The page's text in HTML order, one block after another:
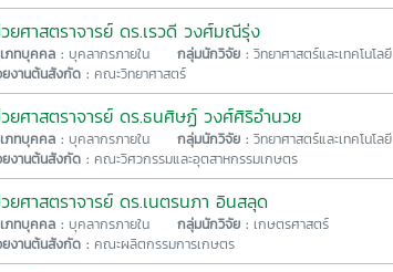
ยศาสตราจารย์ ดร.เรวดี วงศ์มณีรุ่ง
ภทบุคคล : บุคลากรภายใน กลุ่มนักวิจัย : วิทยาศาสตร์และเทคโนโลยี
ยงานต้นสังกัด : คณะวิทยาศาสตร์
ยศาสตราจารย์ ดร.ธนศิษฏ์ วงศ์ศิริอำนวย
ภทบุคคล : บุคลากรภายใน กลุ่มนักวิจัย : วิทยาศาสตร์และเทคโนโลยี
ยงานต้นสังกัด : คณะวิศวกรรมและอุตสาหกรรมเกษตร
ยศาสตราจารย์ ดร.เนตรนภา อินสลุด
ภทบุคคล : บุคลากรภายใน กลุ่มนักวิจัย : เกษตรศาสตร์
ยงานต้นสังกัด : คณะผลิตกรรมการเกษตร